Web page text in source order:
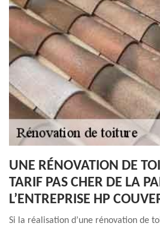
UNE RÉNOVATION DE
TARIF PAS CHER DE LA
L’ENTREPRISE HP
Si la réalisation d’une rénovation de